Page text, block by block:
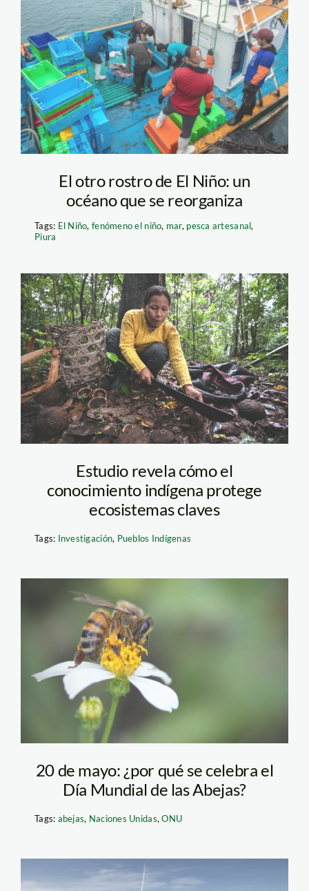
pesca-el nino
El otro rostro de El Niño: un
océano que se reorganiza
Tags: El Niño,fenómeno el niño, mar, pesca artesanal,
Piura
1-boca-pariamanu-
diego-perez-spda
Estudio revela cómo el
conocimiento indígena protege
ecosistemas claves
Tags: Investigación, Pueblos Indígenas
abeja – GR Media
20 de mayo: ¿por qué se celebra el
Día Mundial de las Abejas?
Tags: abejas, Naciones Unidas,ONU